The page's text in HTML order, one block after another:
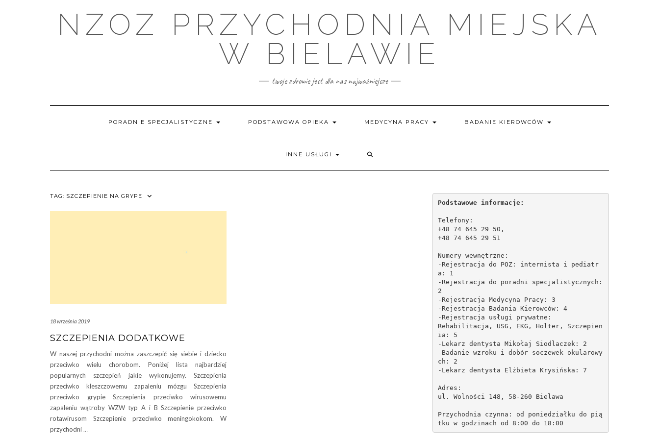
NZOZ PRZYCHODNIA MIEJSKA
W BIELAWIE
twoje zdrowie jest dla nas najważniejsze
PORADNIE SPECJALISTYCZNE PODSTAWOWA OPIEKA MEDYCYNA PRACY BADANIE KIEROWCÓW
INNE USŁUGI
TAG: SZCZEPIENIE NA GRYPE
18 września 2019
SZCZEPIENIA DODATKOWE
W naszej przychodni można zaszczepić się siebie i dziecko
przeciwko wielu chorobom. Poniżej lista najbardziej
popularnych szczepień jakie wykonujemy. Szczepienia
przeciwko kleszczowemu zapaleniu mózgu Szczepienia
przeciwko grypie Szczepienia przeciwko wirusowemu
zapaleniu wątroby WZW typ A i B Szczepienie przeciwko
rotawirusom Szczepienie przeciwko meningokokom. W
przychodni…
Podstawowe informacje:
Telefony:
+48 74 645 29 50,
+48 74 645 29 51
Numery wewnętrzne:
-Rejestracja do POZ: internista i pediatr
a: 1
-Rejestracja do poradni specjalistycznych:
2
-Rejestracja Medycyna Pracy: 3
-Rejestracja Badania Kierowców: 4
-Rejestracja usługi prywatne:
Rehabilitacja, USG, EKG, Holter, Szczepien
ia: 5
-Lekarz dentysta Mikołaj Siodlaczek: 2
-Badanie wzroku i dobór soczewek okularowy
ch: 2
-Lekarz dentysta Elżbieta Krysińska: 7
Adres:
ul. Wolności 148, 58-260 Bielawa
Przychodnia czynna: od poniedziałku do pią
tku w godzinach od 8:00 do 18:00